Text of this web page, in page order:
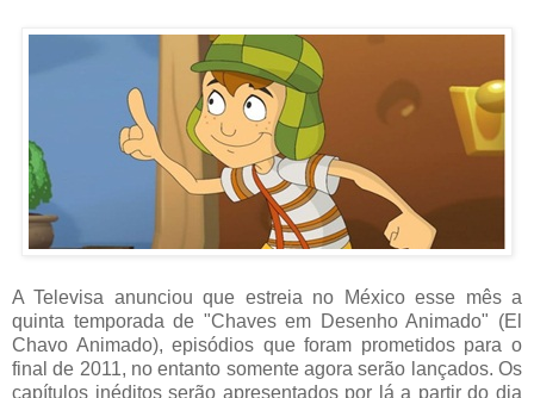
A Televisa anunciou que estreia no México esse mês a
quinta temporada de "Chaves em Desenho Animado" (El
Chavo Animado), episódios que foram prometidos para o
final de 2011, no entanto somente agora serão lançados. Os
capítulos inéditos serão apresentados por lá a partir do dia